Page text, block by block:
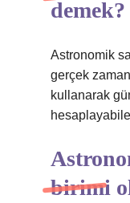
demek?
Astronomik
gerçek
kullanarak
birimi